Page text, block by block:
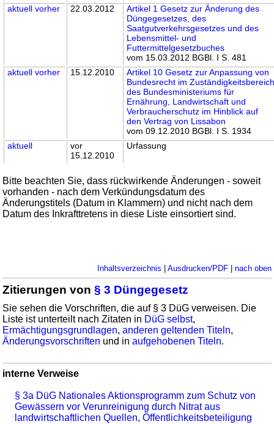
aktuell vorher 22.03.2012
Artikel 1 Gesetz zur Änderung des
Düngegesetzes, des
Saatgutverkehrsgesetzes und des
Lebensmittel- und
Futtermittelgesetzbuches
vom 15.03.2012 BGBl. I S. 481
aktuell vorher 15.12.2010
Artikel 10 Gesetz zur Anpassung von
Bundesrecht im
des Bundesministeriums für
Ernährung, Landwirtschaft und
Verbraucherschutz im Hinblick auf
den Vertrag von Lissabon
vom 09.12.2010 BGBl. I S. 1934
aktuell
vor
15.12.2010
Urfassung
Bitte beachten Sie, dass rückwirkende Änderungen - soweit
vorhanden - nach dem Verkündungsdatum des
Änderungstitels (Datum in Klammern) und nicht nach dem
Datum des Inkrafttretens in diese Liste einsortiert sind.
Inhaltsverzeichnis Ausdrucken/PDF| nach oben
Zitierungen von§ 3 Düngegesetz
Sie sehen die Vorschriften, die auf § 3 DüG verweisen. Die
Liste ist unterteilt nach Zitaten in DüG selbst,
Ermächtigungsgrundlagen,anderen geltenden Titeln,
Änderungsvorschriften und inaufgehobenen Titeln.
interne Verweise
§ 3a DüG Nationales Aktionsprogramm zum Schutz von
Gewässern vor Verunreinigung durch Nitrat aus
landwirtschaftlichen Quellen, Öffentlichkeitsbeteiligung